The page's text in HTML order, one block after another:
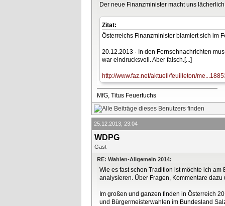
Der neue Finanzminister macht uns
Zitat:
Österreichs Finanzminister blamiert sich im
20.12.2013 · In den Fernsehnachrichten
war eindrucksvoll. Aber falsch.[...]
http://www.faz.net/aktuell/feuilleton/
MfG, Titus Feuerfuchs
25.12.2013, 23:04
WDPG
Gast
RE: Wahlen-Allgemein 2014:
Wie es fast schon Tradition ist möchte ich
analysieren. Über Fragen, Kommentare dazu
Im großen und ganzen finden in Österreich
und Bürgermeisterwahlen im Bundesland